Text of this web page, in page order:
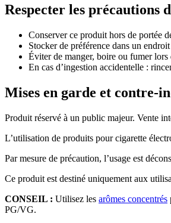
Respecter les précautions
Conserver ce produit hors de portée
Stocker de préférence dans un
Éviter de manger, boire ou fumer
En cas d’ingestion accidentelle :
Mises en garde et contre-
Produit réservé à un public majeur. Vente
L’utilisation de produits pour cigarette
Par mesure de précaution, l’usage est
Ce produit est destiné uniquement aux
CONSEIL : Utilisez les arômes concentrés
PG/VG.